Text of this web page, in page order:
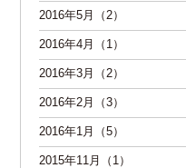
2016年5月（2）
2016年4月（1）
2016年3月（2）
2016年2月（3）
2016年1月（5）
2015年11月（1）